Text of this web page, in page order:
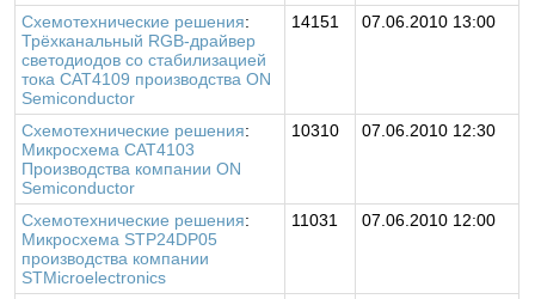
Схемотехнические решения:
Трёхканальный RGB-драйвер
светодиодов со стабилизацией
тока CAT4109 производства ON
Semiconductor
14151 07.06.2010 13:00
Схемотехнические решения:
Микросхема CAT4103
Производства компании ON
Semiconductor
10310 07.06.2010 12:30
Схемотехнические решения:
Микросхема STP24DP05
производства компании
STMicroelectronics
11031 07.06.2010 12:00